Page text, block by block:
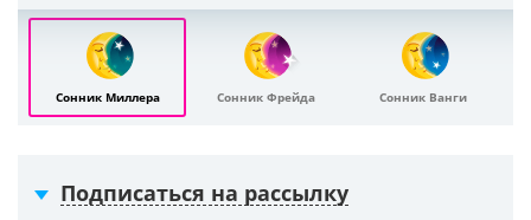
Сонник Миллера Сонник Фрейда Сонник Ванги
Подписаться на рассылку